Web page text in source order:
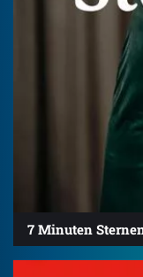
7 Minuten